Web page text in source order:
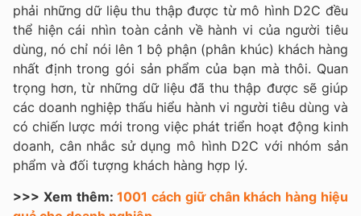
phải những dữ liệu thu thập được từ mô hình D2C đều
thể hiện cái nhìn toàn cảnh về hành vi của người tiêu
dùng, nó chỉ nói lên 1 bộ phận (phân khúc) khách hàng
nhất định trong gói sản phẩm của bạn mà thôi. Quan
trọng hơn, từ những dữ liệu đã thu thập được sẽ giúp
các doanh nghiệp thấu hiểu hành vi người tiêu dùng và
có chiến lược mới trong việc phát triển hoạt động kinh
doanh, cân nhắc sử dụng mô hình D2C với nhóm sản
phẩm và đối tượng khách hàng hợp lý.
>>> Xem thêm:1001 cách giữ chân khách hàng hiệu